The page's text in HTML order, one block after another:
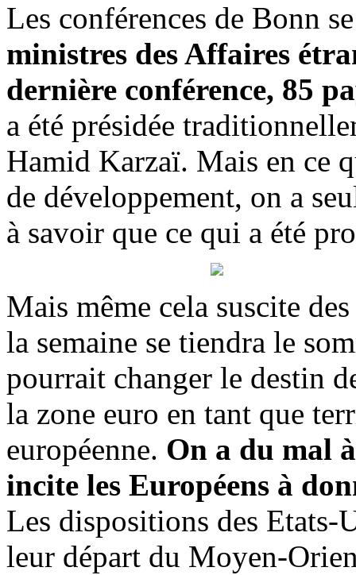
Les conférences de Bonn
ministres des Affaires
dernière conférence, 85
a été présidée
Hamid Karzaï. Mais en ce
de développement, on a
à savoir que ce qui a été
Mais même cela suscite
la semaine se tiendra le
pourrait changer le destin
la zone euro en tant que
européenne. On a du mal
incite les Européens à
Les dispositions des Etats-
leur départ du Moyen-